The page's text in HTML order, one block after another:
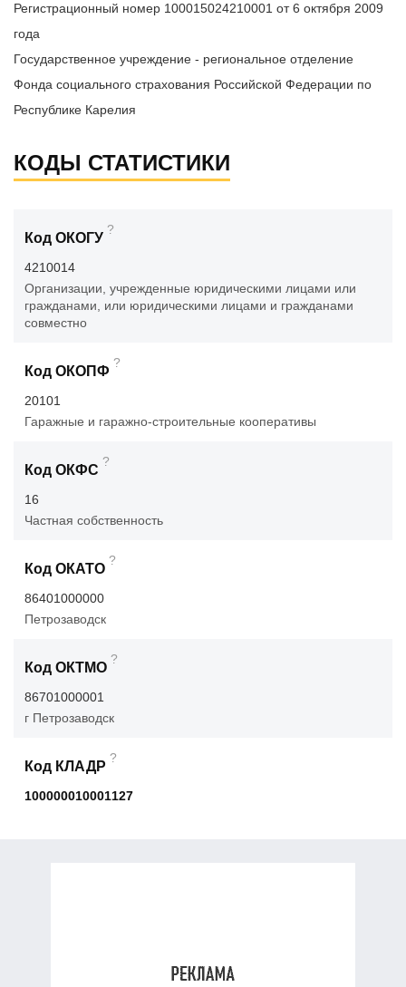
Регистрационный номер 100015024210001 от 6 октября 2009
года
Государственное учреждение - региональное отделение
Фонда социального страхования Российской Федерации по
Республике Карелия
КОДЫ СТАТИСТИКИ
Код ОКОГУ
?
4210014
Организации, учрежденные юридическими лицами или
гражданами, или юридическими лицами и гражданами
совместно
Код ОКОПФ
?
20101
Гаражные и гаражно-строительные кооперативы
Код ОКФС
?
16
Частная собственность
Код ОКАТО
?
86401000000
Петрозаводск
Код ОКТМО
?
86701000001
г Петрозаводск
Код КЛАДР
?
100000010001127